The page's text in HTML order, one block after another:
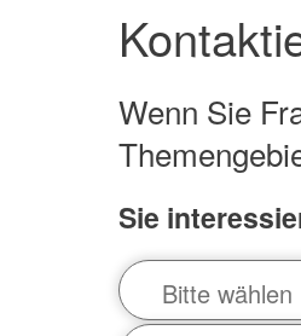
Wenn Sie
Sie
Bitte wählen